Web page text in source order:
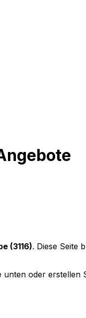
(3116). Diese Seite
oder erstellen